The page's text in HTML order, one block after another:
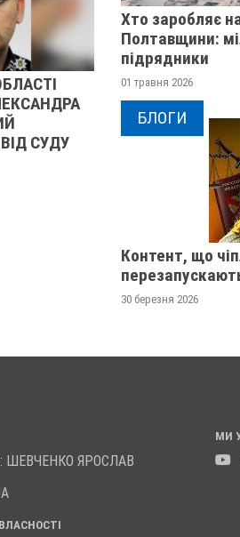
СУДУ
У ПОЛЬЩІ
РІЧНОГО
ПРАЦЮВАВ НА
0
Хто заробляє
Полтавщини:
підрядники
01 травня 2026
БЛОГИ
Контент, що
30 березня 2026
ШЕВЧЕНКО ЯРОСЛАВ
МИ